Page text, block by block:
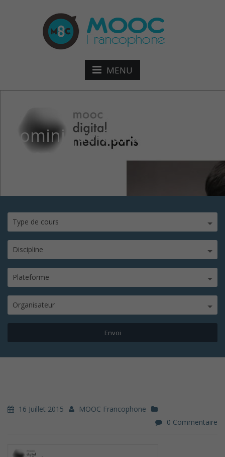
MENU
Dominique-Cardon-
réseaux-so
Type de cours
Discipline
Plateforme
Organisateur
16 Juillet 2015
MOOC Francophone
0 Commentaire